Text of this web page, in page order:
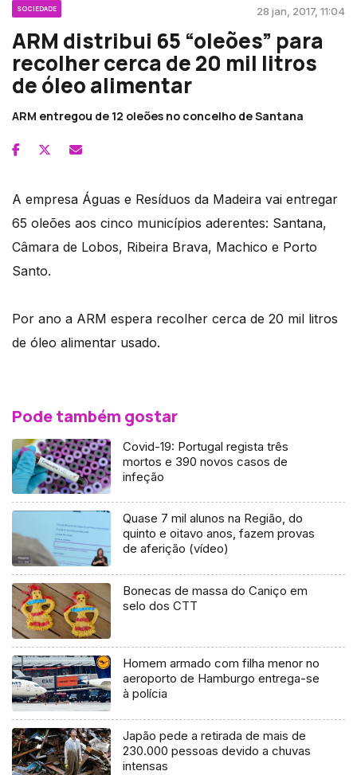
SOCIEDADE 28 jan, 2017, 11:04
ARM distribui 65 “oleões” para
recolher cerca de 20 mil litros
de óleo alimentar
ARM entregou de 12 oleões no concelho de Santana
A empresa Águas e Resíduos da Madeira vai entregar
65 oleões aos cinco municípios aderentes: Santana,
Câmara de Lobos, Ribeira Brava, Machico e Porto
Santo.
Por ano a ARM espera recolher cerca de 20 mil litros
de óleo alimentar usado.
Pode também gostar
Covid-19: Portugal regista três
mortos e 390 novos casos de
infeção
Quase 7 mil alunos na Região, do
quinto e oitavo anos, fazem provas
de aferição (vídeo)
Bonecas de massa do Caniço em
selo dos CTT
Homem armado com filha menor no
aeroporto de Hamburgo entrega-se
à polícia
Japão pede a retirada de mais de
230.000 pessoas devido a chuvas
intensas